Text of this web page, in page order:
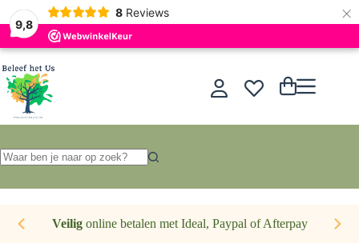
9,8
8 Reviews ×
Ga
naar
de
inhoud
Winkelwagen
resultaten
Veiligonline betalen met Ideal, Paypal of Afterpay